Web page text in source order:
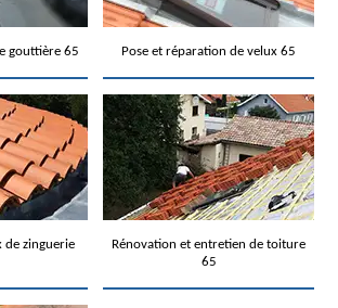
gouttière 65 Pose et réparation de velux 65
de zinguerie
Rénovation et entretien de toiture
65